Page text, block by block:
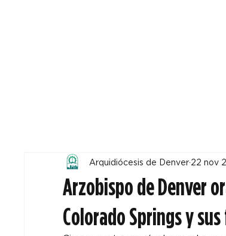
Arzobispo de Denver
Colorado Springs y
Arquidiócesis de Denver 22 nov